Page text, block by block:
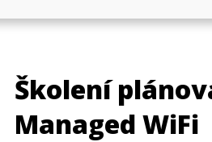
Školení
Managed WiFi